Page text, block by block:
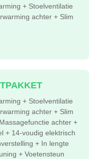
+ Stoelventilatie
achter + Slim
+ Stoelventilatie
achter + Slim
achter +
+ 14-voudig elektrisch
+ In lengte
+ Voetensteun